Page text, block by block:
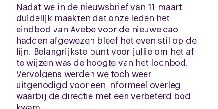
Nadat we in de nieuwsbrief van 11 maart
duidelijk maakten dat onze leden het
eindbod van Avebe voor de nieuwe cao
hadden afgewezen bleef het even stil op de
lijn. Belangrijkste punt voor jullie om het af
te wijzen was de hoogte van het loonbod.
Vervolgens werden we toch weer
uitgenodigd voor een informeel overleg
waarbij de directie met een verbeterd bod
kwam.